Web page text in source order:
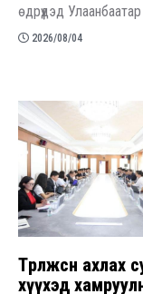
өдрүүдэд
2026/08/04
Төрөлжсөн
хүүхэд